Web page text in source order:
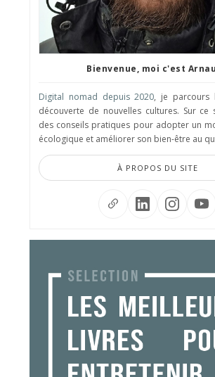
Bienvenue, moi c'est
Digital nomad depuis 2020, je parcours
découverte de nouvelles cultures. Sur ce
des conseils pratiques pour adopter un
écologique et améliorer son bien-être au
À PROPOS DU SITE